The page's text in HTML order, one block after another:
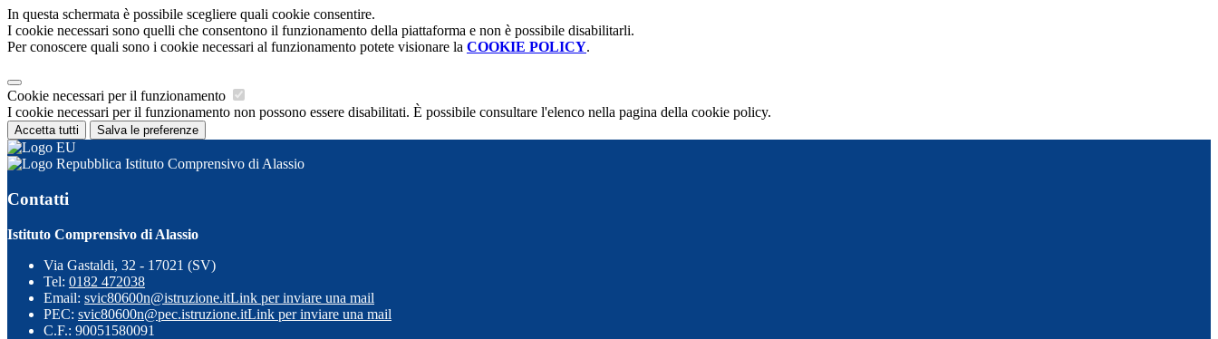
In questa schermata è possibile scegliere quali cookie consentire.
I cookie necessari sono quelli che consentono il funzionamento della piattaforma e non è possibile disabilitarli.
Per conoscere quali sono i cookie necessari al funzionamento potete visionare la COOKIE POLICY.
Cookie necessari per il funzionamento
I cookie necessari per il funzionamento non possono essere disabilitati. È possibile consultare l'elenco nella pagina della cookie policy.
Accetta tutti Salva le preferenze
Istituto Comprensivo di Alassio
Contatti
Istituto Comprensivo di Alassio
Via Gastaldi, 32 - 17021 (SV)
Tel: 0182 472038
Email: svic80600n@istruzione.itLink per inviare una mail
PEC: svic80600n@pec.istruzione.itLink per inviare una mail
C.F.: 90051580091